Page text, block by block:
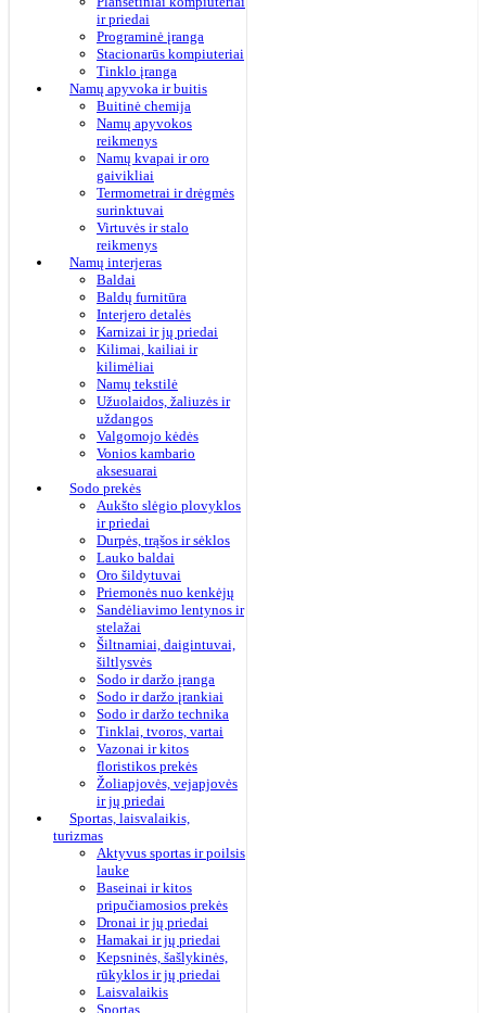
ir priedai
Programinė įranga
Stacionarūs kompiuteriai
Tinklo įranga
Namų apyvoka ir buitis
Buitinė chemija
Namų apyvokos
reikmenys
Namų kvapai ir oro
gaivikliai
Termometrai ir drėgmės
surinktuvai
Virtuvės ir stalo
reikmenys
Namų interjeras
Baldai
Baldų furnitūra
Interjero detalės
Karnizai ir jų priedai
Kilimai, kailiai ir
kilimėliai
Namų tekstilė
Užuolaidos, žaliuzės ir
uždangos
Valgomojo kėdės
Vonios kambario
aksesuarai
Sodo prekės
Aukšto slėgio plovyklos
ir priedai
Durpės, trąšos ir sėklos
Lauko baldai
Oro šildytuvai
Priemonės nuo kenkėjų
Sandėliavimo lentynos ir
stelažai
Šiltnamiai, daigintuvai,
šiltlysvės
Sodo ir daržo įranga
Sodo ir daržo įrankiai
Sodo ir daržo technika
Tinklai, tvoros, vartai
Vazonai ir kitos
floristikos prekės
Žoliapjovės, vejapjovės
ir jų priedai
Sportas, laisvalaikis,
turizmas
Aktyvus sportas ir poilsis
lauke
Baseinai ir kitos
pripučiamosios prekės
Dronai ir jų priedai
Hamakai ir jų priedai
Kepsninės, šašlykinės,
rūkyklos ir jų priedai
Laisvalaikis
Sportas